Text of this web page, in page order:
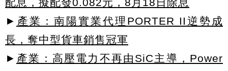
► 產業：南陽實業代理PORTER II逆勢成
長，奪中型貨車銷售冠軍
► 產業：高壓電力不再由SiC主導，Power